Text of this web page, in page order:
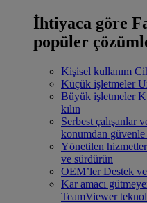
İhtiyaca göre
popüler
Kişisel kullanım
Küçük işletmeler
Büyük işletmeler
kılın
Serbest çalışanlar
konumdan güvenle
Yönetilen hizmetler
ve sürdürün
OEM’ler Destek ve
Kar amacı
TeamViewer